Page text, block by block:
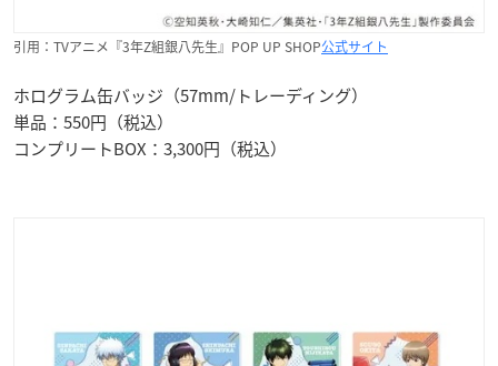
引用：TVアニメ『3年Z組銀八先生』POP UP SHOP公式サイト
ホログラム缶バッジ（57mm/トレーディング）
単品：550円（税込）
コンプリートBOX：3,300円（税込）